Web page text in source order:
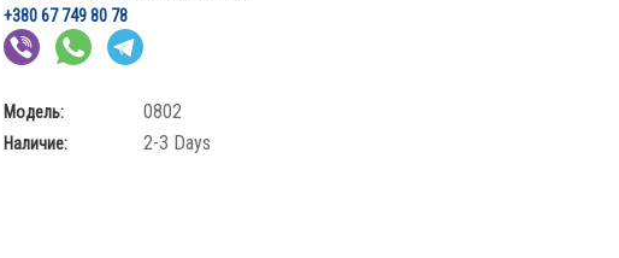
+380 67 749 80 78
Модель: 0802
Наличие: 2-3 Days